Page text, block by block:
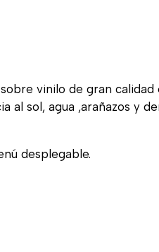
vinilo de gran calidad
al sol, agua ,arañazos y
desplegable.